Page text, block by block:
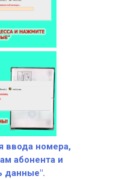
ввода номера,
абонента и
данные".